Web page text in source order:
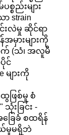
ည်းများ
strain
င်းလဲမှု ဆိုင်ရာ
အမှားများကို
က် (သံ၊ အလူမီ
င်
ျားကို
ဖြစ်မှု စံ
ခြင်း -
ြေခံ စထရိန်
ယ်မှုမရှိဘဲ